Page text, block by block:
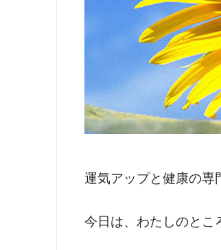
運気アップと健康の
今日は、わたしのとこ